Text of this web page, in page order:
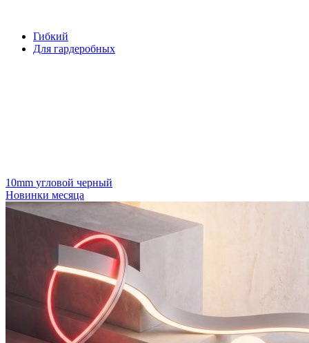
Гибкий
Для гардеробных
10mm угловой черный
Новинки месяца